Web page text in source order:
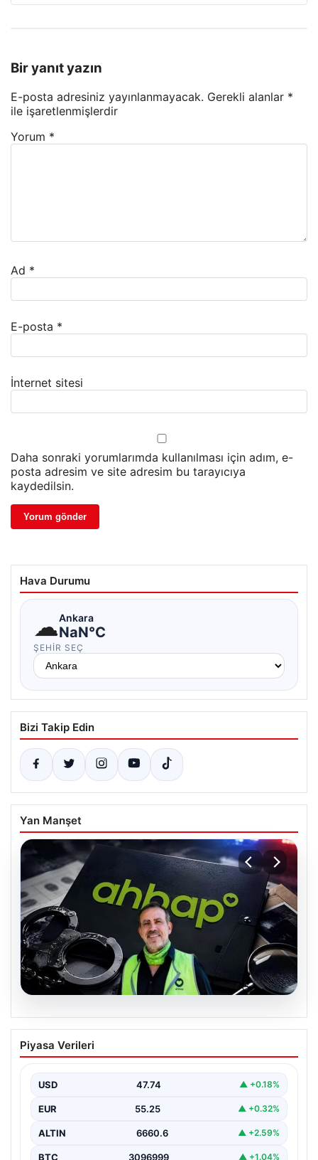
Bir yanıt yazın
E-posta adresiniz yayınlanmayacak. Gerekli alanlar *
ile işaretlenmişlerdir
Yorum *
Ad *
E-posta *
İnternet sitesi
Daha sonraki yorumlarımda kullanılması için adım, e-
posta adresim ve site adresim bu tarayıcıya
kaydedilsin.
Hava Durumu
☁Ankara
NaN°C
ŞEHIR SEÇ
Bizi Takip Edin
Yan Manşet
Ahbap Derneği Yönetimine Kayyum
Atandı ve Fesih Süreci Resmen Başladı
kamuoyunda geniş yankı bulan Ahbap Derneği ile ilgili…
Piyasa Verileri
USD 47.74 ▲ +0.18%
EUR 55.25 ▲ +0.32%
ALTIN 6660.6 ▲ +2.59%
BTC 3096999 ▲ +1.04%